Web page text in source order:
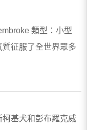
類型：小型
征服了全世界眾多
基犬和彭布羅克威